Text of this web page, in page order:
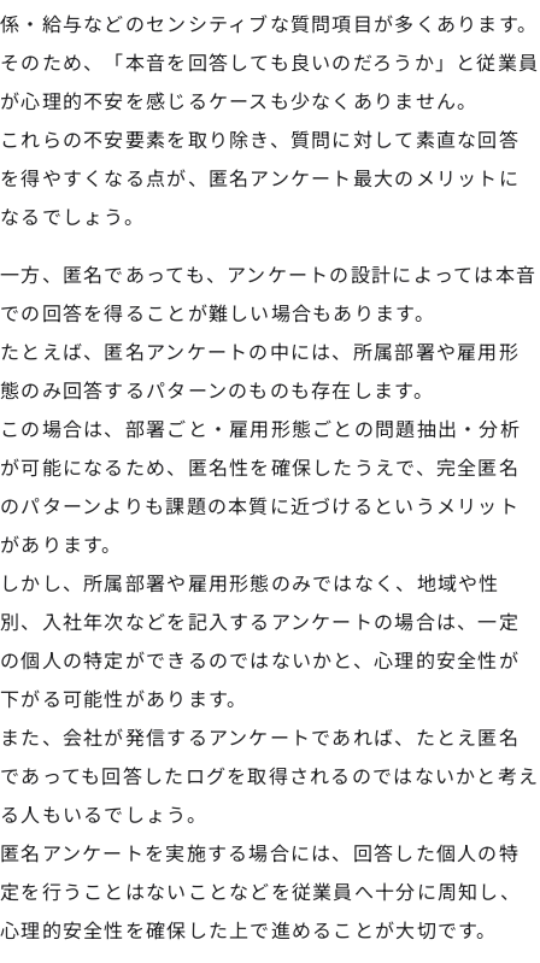
係・給与などのセンシティブな質問項目が多くあります。
そのため、「本音を回答しても良いのだろうか」と従業員
が心理的不安を感じるケースも少なくありません。
これらの不安要素を取り除き、質問に対して素直な回答
を得やすくなる点が、匿名アンケート最大のメリットに
なるでしょう。
一方、匿名であっても、アンケートの設計によっては本音
での回答を得ることが難しい場合もあります。
たとえば、匿名アンケートの中には、所属部署や雇用形
態のみ回答するパターンのものも存在します。
この場合は、部署ごと・雇用形態ごとの問題抽出・分析
が可能になるため、匿名性を確保したうえで、完全匿名
のパターンよりも課題の本質に近づけるというメリット
があります。
しかし、所属部署や雇用形態のみではなく、地域や性
別、入社年次などを記入するアンケートの場合は、一定
の個人の特定ができるのではないかと、心理的安全性が
下がる可能性があります。
また、会社が発信するアンケートであれば、たとえ匿名
であっても回答したログを取得されるのではないかと考え
る人もいるでしょう。
匿名アンケートを実施する場合には、回答した個人の特
定を行うことはないことなどを従業員へ十分に周知し、
心理的安全性を確保した上で進めることが大切です。